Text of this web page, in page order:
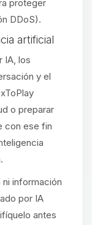
proteger
DDoS).
artificial
IA, los
y el
o preparar
con ese fin
información
por IA
antes